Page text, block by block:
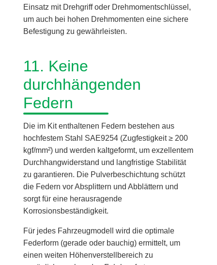
Einsatz mit Drehgriff oder Drehmomentschlüssel,
um auch bei hohen Drehmomenten eine sichere
Befestigung zu gewährleisten.
11. Keine
durchhängenden
Federn
Die im Kit enthaltenen Federn bestehen aus
hochfestem Stahl SAE9254 (Zugfestigkeit ≥ 200
kgf/mm²) und werden kaltgeformt, um exzellentem
Durchhangwiderstand und langfristige Stabilität
zu garantieren. Die Pulverbeschichtung schützt
die Federn vor Absplittern und Abblättern und
sorgt für eine herausragende
Korrosionsbeständigkeit.
Für jedes Fahrzeugmodell wird die optimale
Federform (gerade oder bauchig) ermittelt, um
einen weiten Höhenverstellbereich zu